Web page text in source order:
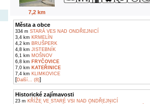
7,2 km
Města a obce
334 m STARÁ VES NAD ONDŘEJNICÍ
3,4 km KRMELÍN
4,2 km BRUŠPERK
4,8 km JISTEBNÍK
6,1 km MOŠNOV
6,8 km FRYČOVICE
7,0 km KATEŘINICE
7,4 km KLIMKOVICE
[Další... (8)]
Historické zajímavosti
23 m KŘÍŽE VE STARÉ VSI NAD ONDŘEJNICÍ